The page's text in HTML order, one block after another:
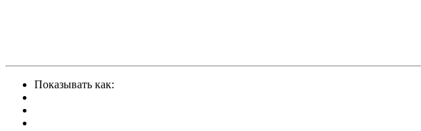
Показывать как: